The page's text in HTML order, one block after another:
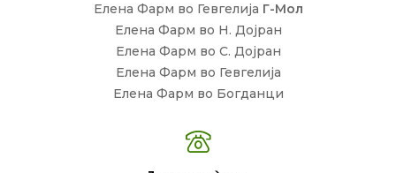
Елена Фарм во Гевгелија Г-Мол
Елена Фарм во Н. Дојран
Елена Фарм во С. Дојран
Елена Фарм во Гевгелија
Елена Фарм во Богданци